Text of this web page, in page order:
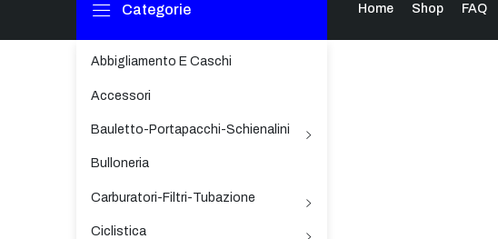
Categorie
Abbigliamento E Caschi
Accessori
Bauletto-Portapacchi-Schienalini
Bulloneria
Carburatori-Filtri-Tubazione
Ciclistica
Home Shop FAQ